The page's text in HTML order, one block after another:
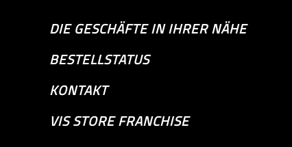
DIE GESCHÄFTE IN IHRER NÄHE
BESTELLSTATUS
KONTAKT
VIS STORE FRANCHISE